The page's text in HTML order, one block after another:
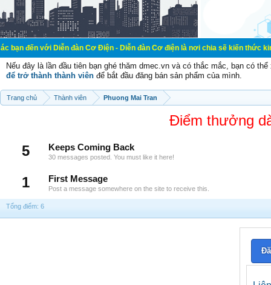
Diễn đàn Cơ Điện - Diễn đàn Cơ điện là nơi chia sẽ kiến thức kinh
Nếu đây là lần đầu tiên bạn ghé thăm dmec.vn và có thắc mắc, bạn có
để trở thành thành viên để bắt đầu đăng bán sản phẩm của mình.
Trang chủ Thành viên Phuong Mai Tran
Điểm thưởng
5
Keeps Coming Back
30 messages posted. You must like it here!
1 First Message
Post a message somewhere on the site to receive this.
Tổng điểm: 6